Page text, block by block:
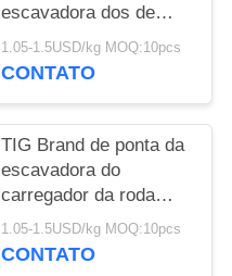
escavadora dos de
ponta do carregador da
roda de TIG Brand 175-
1.05-1.5USD/kg MOQ:10pcs
CONTATO
TIG Brand de ponta da
escavadora do
carregador da roda
972G e bocados da
extremidade 234-70-
1.05-1.5USD/kg MOQ:10pcs
CONTATO